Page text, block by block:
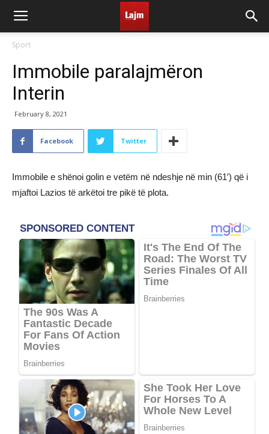
Sport
Immobile paralajmëron
Interin
February 8, 2021
Facebook Twitter
Immobile e shënoi golin e vetëm në ndeshje në min (61′) që i
mjaftoi Lazios të arkëtoi tre pikë të plota.